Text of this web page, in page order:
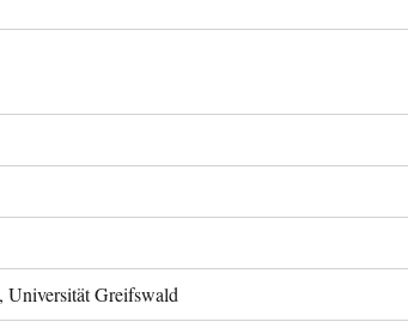
Universität Greifswald